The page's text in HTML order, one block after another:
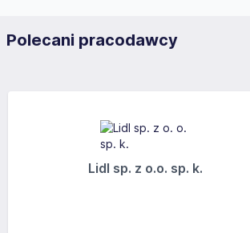
Polecani pracodawcy
Lidl sp. z o.o. sp. k.